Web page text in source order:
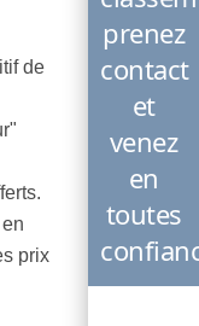
de
prix
prenez
contact
et
venez
en
toutes